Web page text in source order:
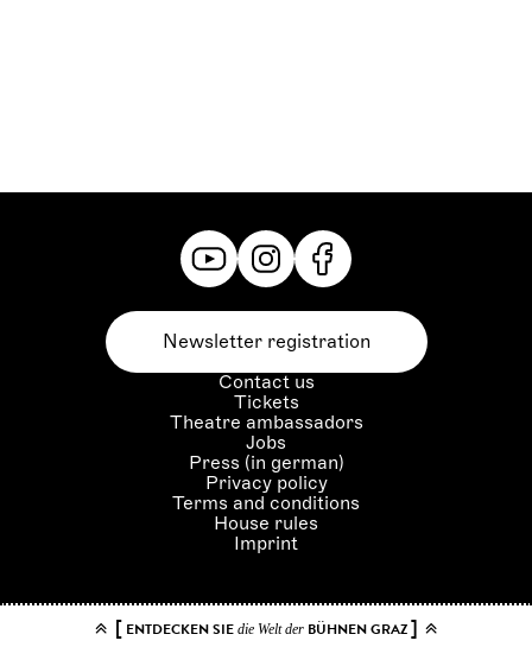
Contact us
Tickets
Theatre ambassadors
Jobs
Press (in german)
Privacy policy
Terms and conditions
House rules
Imprint
Newsletter registration
[ENTDECKEN SIE die Welt derBÜHNEN GRAZ]